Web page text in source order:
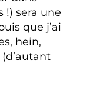
!) sera une
que j’ai
hein,